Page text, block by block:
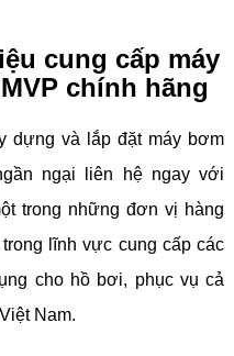
cung cấp máy
chính hãng
dựng và lắp đặt máy bơm
ngại liên hệ ngay với
trong những đơn vị hàng
lĩnh vực cung cấp các
cho hồ bơi, phục vụ cả
Nam.